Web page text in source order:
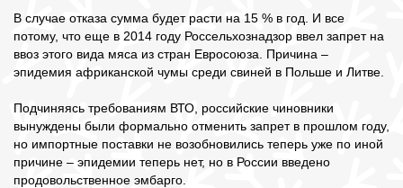
В случае отказа сумма будет расти на 15 % в год. И все
потому, что еще в 2014 году Россельхознадзор ввел запрет на
ввоз этого вида мяса из стран Евросоюза. Причина –
эпидемия африканской чумы среди свиней в Польше и Литве.
Подчиняясь требованиям ВТО, российские чиновники
вынуждены были формально отменить запрет в прошлом году,
но импортные поставки не возобновились теперь уже по иной
причине – эпидемии теперь нет, но в России введено
продовольственное эмбарго.